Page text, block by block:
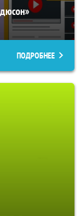
ПОДРОБНЕЕ